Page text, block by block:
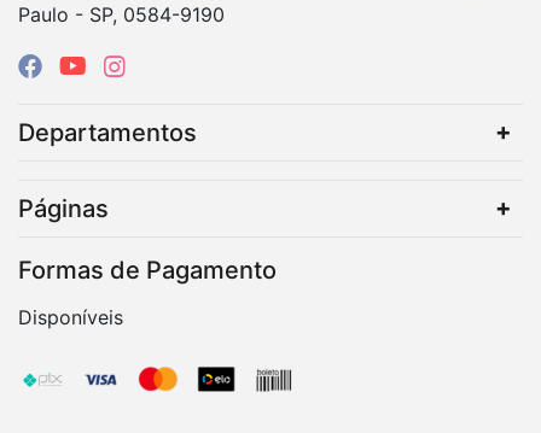
Paulo - SP, 0584-9190
Departamentos
Páginas
Formas de Pagamento
Disponíveis